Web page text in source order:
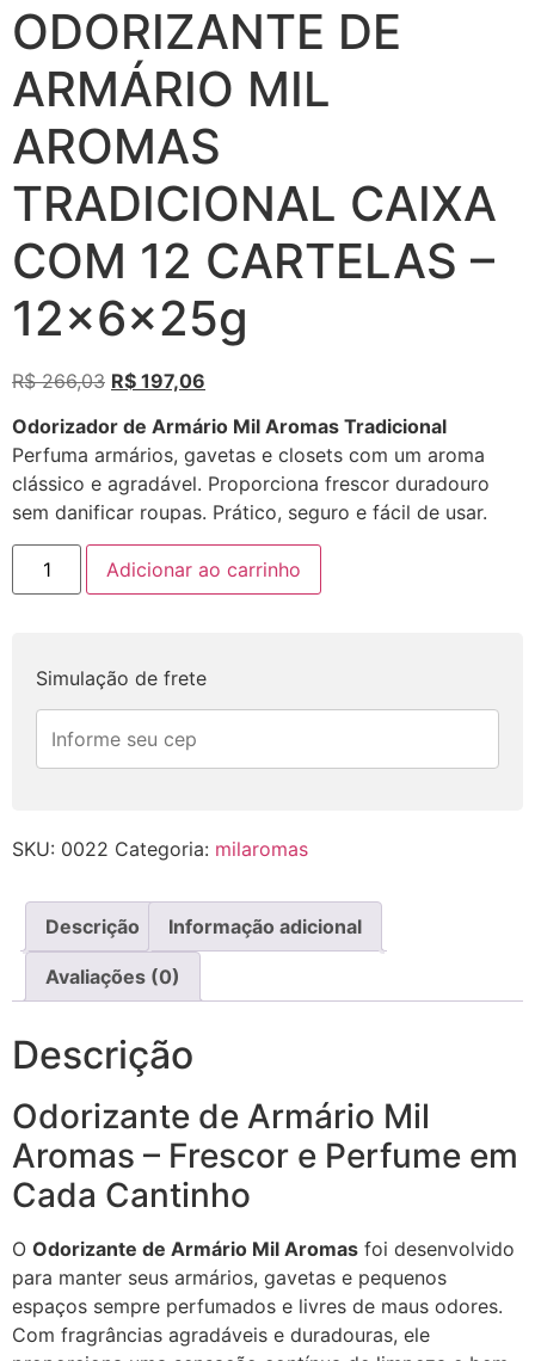
ODORIZANTE DE
ARMÁRIO MIL
AROMAS
TRADICIONAL CAIXA
COM 12 CARTELAS –
12x6x25g
R$266,03 R$ 197,06
Odorizador de Armário Mil Aromas Tradicional
Perfuma armários, gavetas e closets com um aroma
clássico e agradável. Proporciona frescor duradouro
sem danificar roupas. Prático, seguro e fácil de usar.
Adicionar ao carrinho
Simulação de frete
SKU: 0022 Categoria: milaromas
Descrição Informação adicional
Avaliações (0)
Descrição
Odorizante de Armário Mil
Aromas – Frescor e Perfume em
Cada Cantinho
O Odorizante de Armário Mil Aromas foi desenvolvido
para manter seus armários, gavetas e pequenos
espaços sempre perfumados e livres de maus odores.
Com fragrâncias agradáveis e duradouras, ele